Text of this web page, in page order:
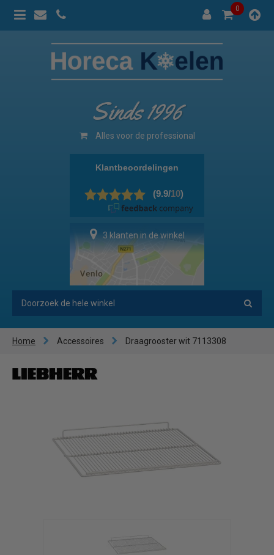
0
Sinds 1996
Alles voor de professional
3 klanten in de winkel
Home Accessoires Draagrooster wit 7113308